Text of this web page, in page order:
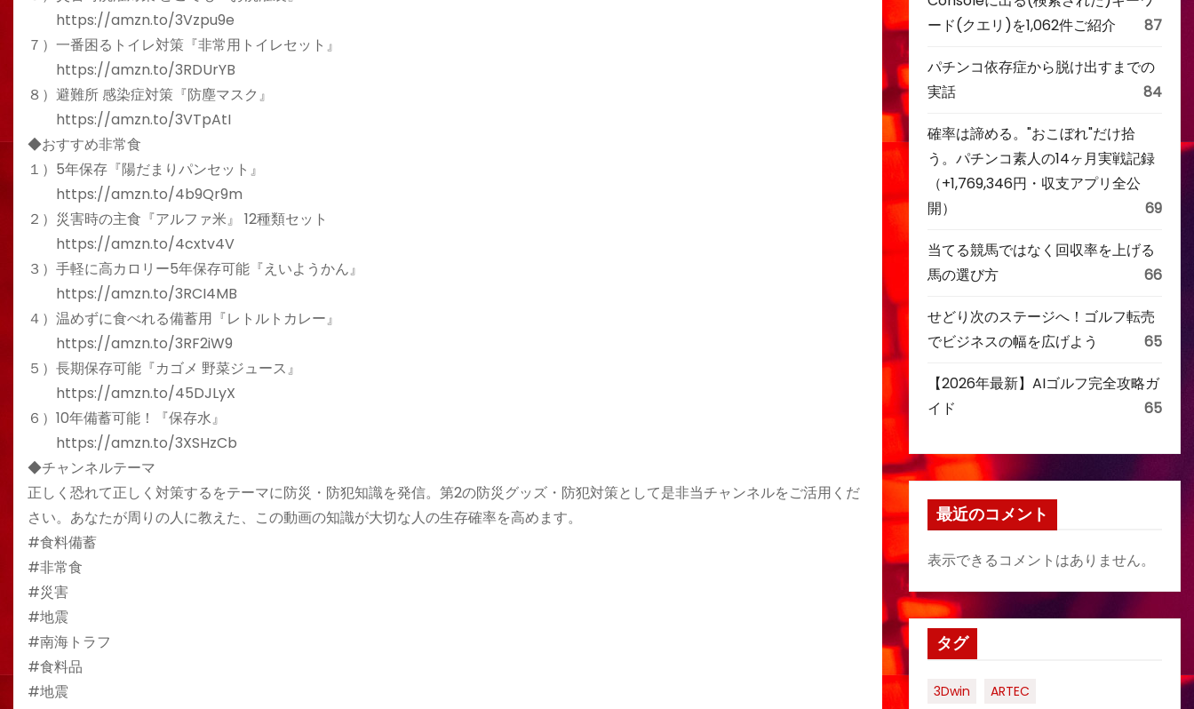
https://amzn.to/3Vzpu9e
７）一番困るトイレ対策『非常用トイレセット』
https://amzn.to/3RDUrYB
８）避難所 感染症対策『防塵マスク』
https://amzn.to/3VTpAtI
◆おすすめ非常食
１）5年保存『陽だまりパンセット』
https://amzn.to/4b9Qr9m
２）災害時の主食『アルファ米』 12種類セット
https://amzn.to/4cxtv4V
３）手軽に高カロリー5年保存可能『えいようかん』
https://amzn.to/3RCI4MB
４）温めずに食べれる備蓄用『レトルトカレー』
https://amzn.to/3RF2iW9
５）長期保存可能『カゴメ 野菜ジュース』
https://amzn.to/45DJLyX
６）10年備蓄可能！『保存水』
https://amzn.to/3XSHzCb
◆チャンネルテーマ
正しく恐れて正しく対策するをテーマに防災・防犯知識を発信。第2の防災グッズ・防犯対策として是非当チャンネルをご活用くだ
さい。あなたが周りの人に教えた、この動画の知識が大切な人の生存確率を高めます。
#食料備蓄
#非常食
#災害
#地震
#南海トラフ
#食料品
#地震
ード(クエリ)を1,062件ご紹介
87
パチンコ依存症から脱け出すまでの
実話
84
確率は諦める。"おこぼれ"だけ拾
う。パチンコ素人の14ヶ月実戦記録
（+1,769,346円・収支アプリ全公
開）
69
当てる競馬ではなく回収率を上げる
馬の選び方
66
せどり次のステージへ！ゴルフ転売
でビジネスの幅を広げよう
65
【2026年最新】AIゴルフ完全攻略ガ
イド
65
最近のコメント
表示できるコメントはありません。
タグ
3Dwin
ARTEC